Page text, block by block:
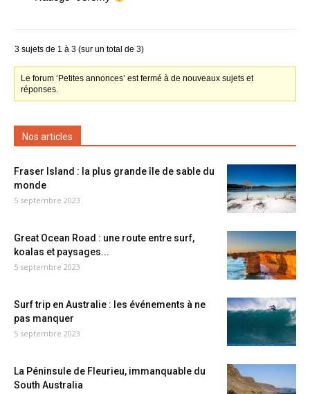
3 sujets de 1 à 3 (sur un total de 3)
Le forum ‘Petites annonces’ est fermé à de nouveaux sujets et
réponses.
Nos articles
Fraser Island : la plus grande île de sable du
monde
5 septembre 2023
Great Ocean Road : une route entre surf,
koalas et paysages...
5 septembre 2023
Surf trip en Australie : les événements à ne
pas manquer
5 septembre 2023
La Péninsule de Fleurieu, immanquable du
South Australia